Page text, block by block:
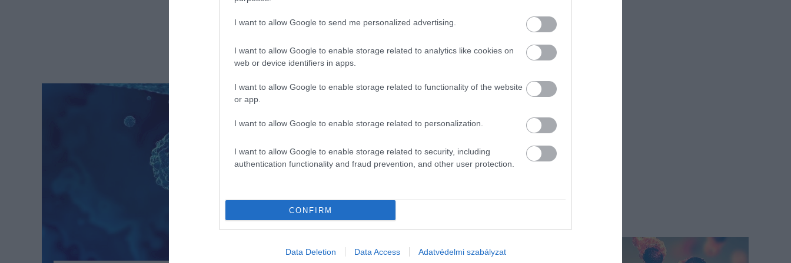
I want to allow Google to send me personalized advertising.
I want to allow Google to enable storage related to analytics like cookies on
web or device identifiers in apps.
I want to allow Google to enable storage related to functionality of the website
or app.
I want to allow Google to enable storage related to personalization.
I want to allow Google to enable storage related to security, including
authentication functionality and fraud prevention, and other user protection.
CONFIRM
Data Deletion Data Access Adatvédelmi szabályzat